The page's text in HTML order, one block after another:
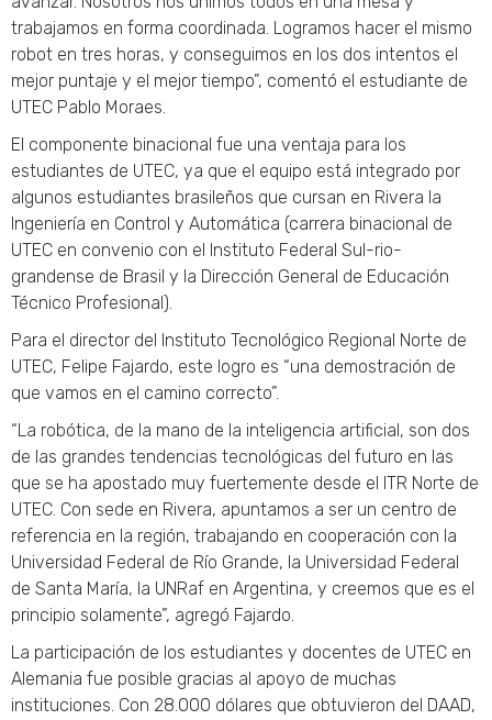
trabajamos en forma coordinada. Logramos hacer el mismo
robot en tres horas, y conseguimos en los dos intentos el
mejor puntaje y el mejor tiempo”, comentó el estudiante de
UTEC Pablo Moraes.
El componente binacional fue una ventaja para los
estudiantes de UTEC, ya que el equipo está integrado por
algunos estudiantes brasileños que cursan en Rivera la
Ingeniería en Control y Automática (carrera binacional de
UTEC en convenio con el Instituto Federal Sul-rio-
grandense de Brasil y la Dirección General de Educación
Técnico Profesional).
Para el director del Instituto Tecnológico Regional Norte de
UTEC, Felipe Fajardo, este logro es “una demostración de
que vamos en el camino correcto”.
“La robótica, de la mano de la inteligencia artificial, son dos
de las grandes tendencias tecnológicas del futuro en las
que se ha apostado muy fuertemente desde el ITR Norte de
UTEC. Con sede en Rivera, apuntamos a ser un centro de
referencia en la región, trabajando en cooperación con la
Universidad Federal de Río Grande, la Universidad Federal
de Santa María, la UNRaf en Argentina, y creemos que es el
principio solamente”, agregó Fajardo.
La participación de los estudiantes y docentes de UTEC en
Alemania fue posible gracias al apoyo de muchas
instituciones. Con 28.000 dólares que obtuvieron del DAAD,